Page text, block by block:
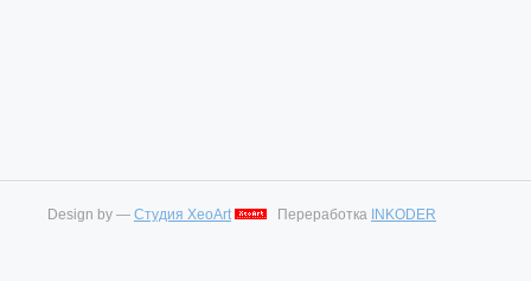
Design by — Студия XeoArt Переработка INKODER